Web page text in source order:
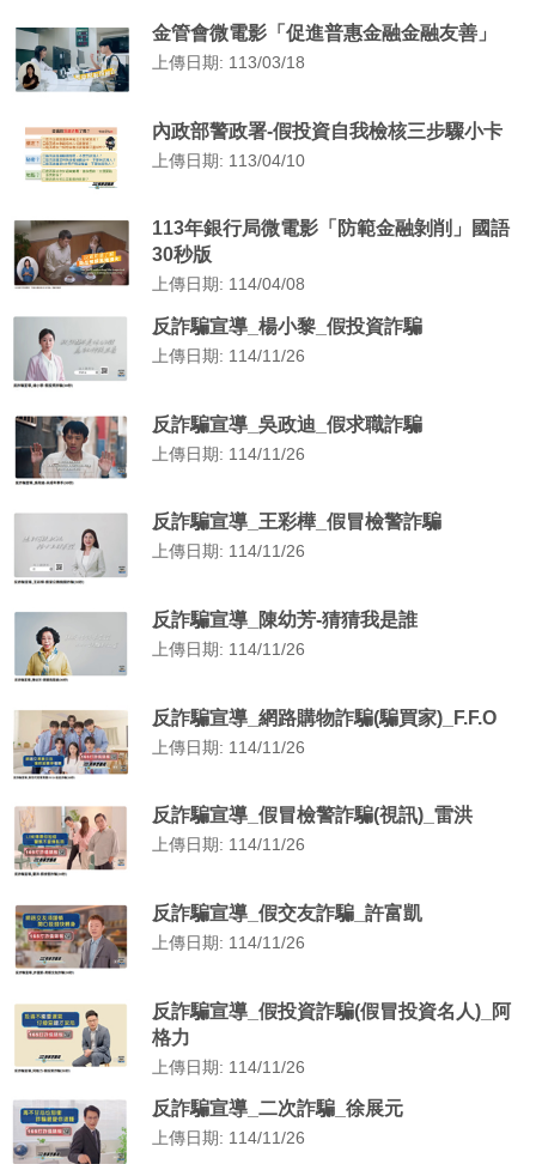
金管會微電影「促進普惠金融金融友善」
上傳日期: 113/03/18
內政部警政署-假投資自我檢核三步驟小卡
上傳日期: 113/04/10
113年銀行局微電影「防範金融剝削」國語
30秒版
上傳日期: 114/04/08
反詐騙宣導_楊小黎_假投資詐騙
上傳日期: 114/11/26
反詐騙宣導_吳政迪_假求職詐騙
上傳日期: 114/11/26
反詐騙宣導_王彩樺_假冒檢警詐騙
上傳日期: 114/11/26
反詐騙宣導_陳幼芳-猜猜我是誰
上傳日期: 114/11/26
反詐騙宣導_網路購物詐騙(騙買家)_F.F.O
上傳日期: 114/11/26
反詐騙宣導_假冒檢警詐騙(視訊)_雷洪
上傳日期: 114/11/26
反詐騙宣導_假交友詐騙_許富凱
上傳日期: 114/11/26
反詐騙宣導_假投資詐騙(假冒投資名人)_阿
格力
上傳日期: 114/11/26
反詐騙宣導_二次詐騙_徐展元
上傳日期: 114/11/26